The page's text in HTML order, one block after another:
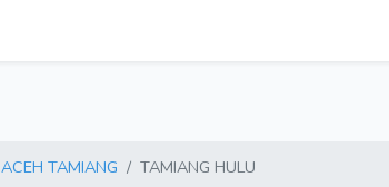
ACEH TAMIANG TAMIANG HULU